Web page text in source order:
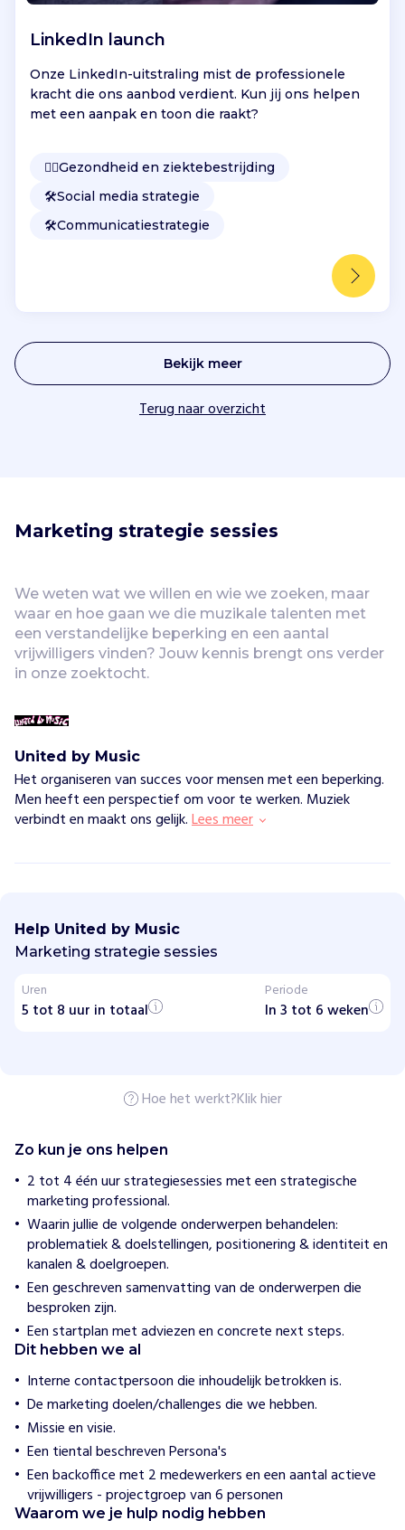
LinkedIn launch
Onze LinkedIn-uitstraling mist de professionele
kracht die ons aanbod verdient. Kun jij ons helpen
met een aanpak en toon die raakt?
👩‍⚕️Gezondheid en ziektebestrijding
🛠️Social media strategie
🛠️Communicatiestrategie
Bekijk meer
Terug naar overzicht
Marketing strategie sessies
We weten wat we willen en wie we zoeken, maar
waar en hoe gaan we die muzikale talenten met
een verstandelijke beperking en een aantal
vrijwilligers vinden? Jouw kennis brengt ons verder
in onze zoektocht.
United by Music
Het organiseren van succes voor mensen met een beperking.
Men heeft een perspectief om voor te werken. Muziek
verbindt en maakt ons gelijk.Lees meer
t
e
d
y
M
e
w
i
j
h
e
p
e
n
U
n
i
e
d
b
y
M
u
s
Help United by Music
Marketing strategie sessies
Uren
5 tot 8 uur in totaal
Periode
In 3 tot 6 weken
Hoe het werkt?Klik hier
Zo kun je ons helpen
2 tot 4 één uur strategiesessies met een strategische
marketing professional.
Waarin jullie de volgende onderwerpen behandelen:
problematiek & doelstellingen, positionering & identiteit en
kanalen & doelgroepen.
Een geschreven samenvatting van de onderwerpen die
besproken zijn.
Een startplan met adviezen en concrete next steps.
Dit hebben we al
Interne contactpersoon die inhoudelijk betrokken is.
De marketing doelen/challenges die we hebben.
Missie en visie.
Een tiental beschreven Persona's
Een backoffice met 2 medewerkers en een aantal actieve
vrijwilligers - projectgroep van 6 personen
Waarom we je hulp nodig hebben